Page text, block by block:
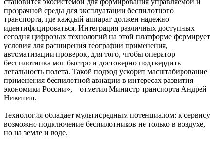
прозрачной среды для эксплуатации беспилотного
транспорта, где каждый аппарат должен надежно
идентифицироваться. Интеграция различных доступных
сегодня цифровых технологий на этой платформе формирует
условия для расширения географии применения,
автоматизации проверок, для того, чтобы оператор
беспилотника мог быстро и достоверно подтвердить
легальность полета. Такой подход ускорит масштабирование
применения беспилотной авиации в интересах развития
экономики России», – отметил Министр транспорта Андрей
Никитин.
Технология обладает мультисредным потенциалом: к сервису
возможно подключение беспилотников не только в воздухе,
но на земле и воде.